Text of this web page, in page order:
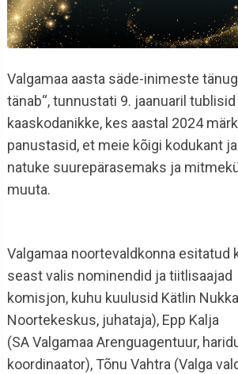
Valgamaa aasta säde-inimeste
tänab“, tunnustati 9. jaanuaril tublisid
kaaskodanikke, kes aastal 2024
panustasid, et meie kõigi kodukant
natuke suurepärasemaks ja
muuta.
Valgamaa noortevaldkonna esitatud
seast valis nominendid ja tiitlisaajad
komisjon, kuhu kuulusid Kätlin
Noortekeskus, juhataja), Epp Kalja
(SA Valgamaa Arenguagentuur,
koordinaator), Tõnu Vahtra (Valga